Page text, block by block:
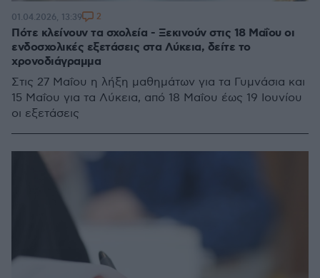
Πότε κλείνουν τα σχολεία - Ξεκινούν στις 18 Μαΐου οι
ενδοσχολικές εξετάσεις στα Λύκεια, δείτε το
χρονοδιάγραμμα
Στις 27 Μαΐου η λήξη μαθημάτων για τα Γυμνάσια και
15 Μαΐου για τα Λύκεια, από 18 Μαΐου έως 19 Ιουνίου
οι εξετάσεις
01.04.2026, 13:39 2